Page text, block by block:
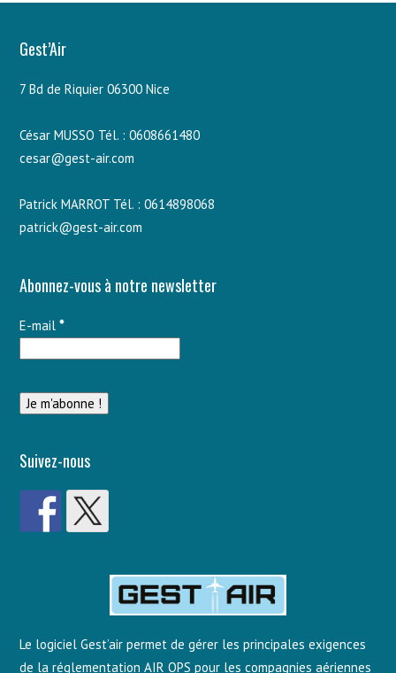
Gest’Air
7 Bd de Riquier 06300 Nice
César MUSSO Tél. : 0608661480
cesar@gest-air.com
Patrick MARROT Tél. : 0614898068
patrick@gest-air.com
Abonnez-vous à notre newsletter
E-mail*
Suivez-nous
Le logiciel Gest’air permet de gérer les principales exigences
de la réglementation AIR OPS pour les compagnies aériennes